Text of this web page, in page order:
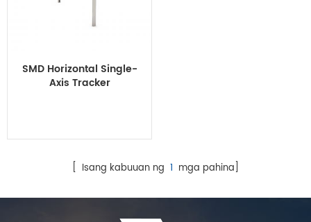
SMD Horizontal Single-
Axis Tracker
[ Isang kabuuan ng 1 mga pahina]